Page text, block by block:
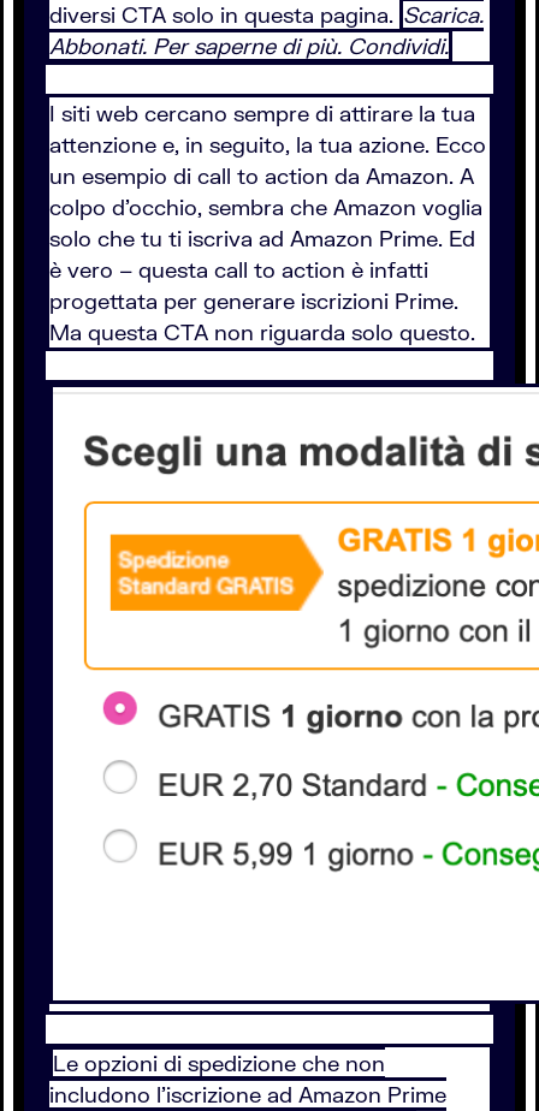
diversi CTA solo in questa pagina. Scarica.
Abbonati. Per saperne di più. Condividi.
I siti web cercano sempre di attirare la tua
attenzione e, in seguito, la tua azione. Ecco
un esempio di call to action da Amazon. A
colpo d’occhio, sembra che Amazon voglia
solo che tu ti iscriva ad Amazon Prime. Ed
è vero – questa call to action è infatti
progettata per generare iscrizioni Prime.
Ma questa CTA non riguarda solo questo.
Le opzioni di spedizione che non
includono l’iscrizione ad Amazon Prime